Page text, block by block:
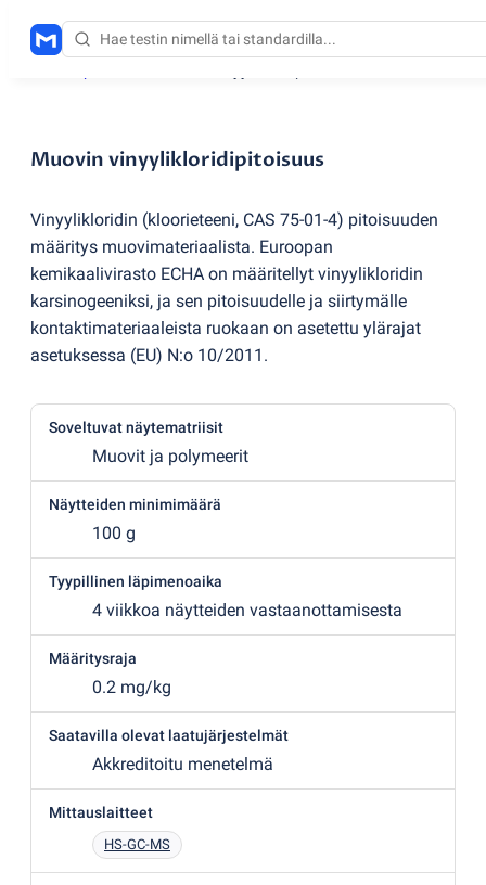
Muovin vinyylikloridipitoisuus
Vinyylikloridin (kloorieteeni, CAS 75-01-4) pitoisuuden
määritys muovimateriaalista. Euroopan
kemikaalivirasto ECHA on määritellyt vinyylikloridin
karsinogeeniksi, ja sen pitoisuudelle ja siirtymälle
kontaktimateriaaleista ruokaan on asetettu ylärajat
asetuksessa (EU) N:o 10/2011.
Soveltuvat näytematriisit
Muovit ja polymeerit
Näytteiden minimimäärä
100 g
Tyypillinen läpimenoaika
4 viikkoa näytteiden vastaanottamisesta
Määritysraja
0.2 mg/kg
Saatavilla olevat laatujärjestelmät
Akkreditoitu menetelmä
Mittauslaitteet
HS-GC-MS